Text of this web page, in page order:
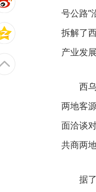
号公路”
拆解了
产业发
西
两地客
面洽谈
共商两
据